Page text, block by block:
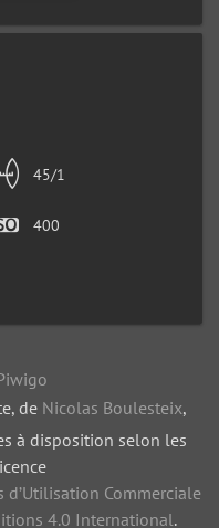
45/1
400
de Nicolas Boulesteix,
à disposition selon les
d’Utilisation Commerciale
4.0 International.